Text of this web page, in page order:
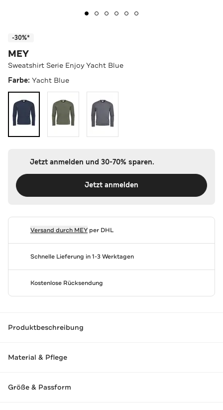
-30%*
MEY
Sweatshirt Serie Enjoy Yacht Blue
Farbe: Yacht Blue
Jetzt anmelden und 30-70% sparen.
Jetzt anmelden
Versand durch MEYper DHL
Schnelle Lieferung in 1-3 Werktagen
Kostenlose Rücksendung
Produktbeschreibung
Material & Pflege
Größe & Passform